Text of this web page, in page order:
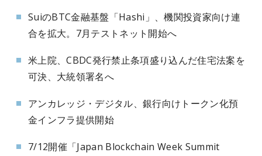
SuiのBTC金融基盤「Hashi」、機関投資家向け連
合を拡大。7月テストネット開始へ
米上院、CBDC発行禁止条項盛り込んだ住宅法案を
可決、大統領署名へ
アンカレッジ・デジタル、銀行向けトークン化預
金インフラ提供開始
7/12開催「Japan Blockchain Week Summit